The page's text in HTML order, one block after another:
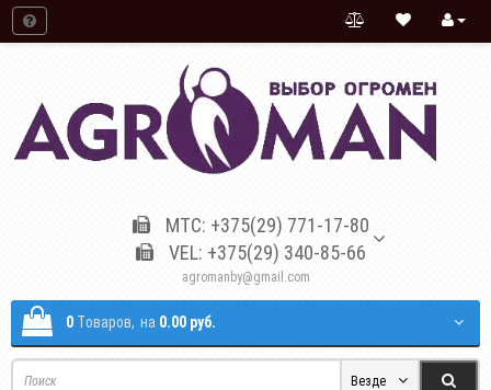
МТС: +375(29) 771-17-80
VEL: +375(29) 340-85-66
agromanby@gmail.com
0 Tоваров, на 0.00 руб.
Везде